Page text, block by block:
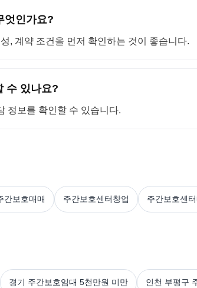
엇인가요?
, 계약 조건을 먼저 확인하는 것이 좋습니다.
수 있나요?
정보를 확인할 수 있습니다.
간보호매매 주간보호센터창업 주간보호센
경기 주간보호임대 5천만원 미만 인천 부평구